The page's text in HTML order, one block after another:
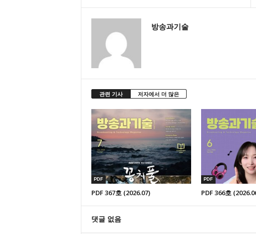
방송과기술
관련 기사 저자에서 더 많은
PDF
PDF 367호 (2026.07)
PDF
PDF 366호
댓글 없음